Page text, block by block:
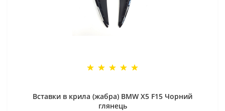
Вставки в крила (жабра) BMW X5 F15 Чорний
глянець